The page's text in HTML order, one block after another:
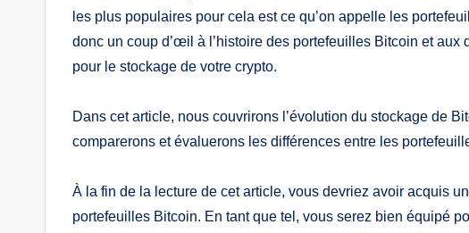
les plus populaires pour cela est ce qu’on appelle les
donc un coup d’œil à l’histoire des portefeuilles Bitcoin et
pour le stockage de votre crypto.
Dans cet article, nous couvrirons l’évolution du stockage de
comparerons et évaluerons les différences entre les
À la fin de la lecture de cet article, vous devriez avoir acquis
portefeuilles Bitcoin. En tant que tel, vous serez bien équipé